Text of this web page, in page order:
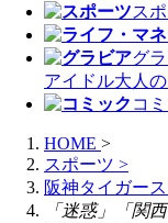
ス
グ
アイドル大人
コ
HOME >
スポーツ >
阪神タイガース
「迷惑」「関